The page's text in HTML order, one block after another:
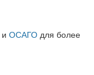
и ОСАГО для более